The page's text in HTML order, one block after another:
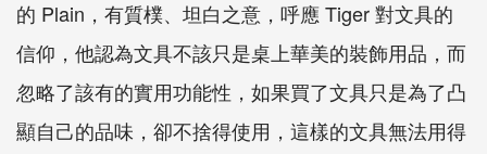
的 Plain ，有質樸、坦白之意，呼應Tiger對文具的
信仰，他認為文具不該只是桌上華美的裝飾用品，而
忽略了該有的實用功能性，如果買了文具只是為了凸
顯自己的品味，卻不捨得使用，這樣的文具無法用得